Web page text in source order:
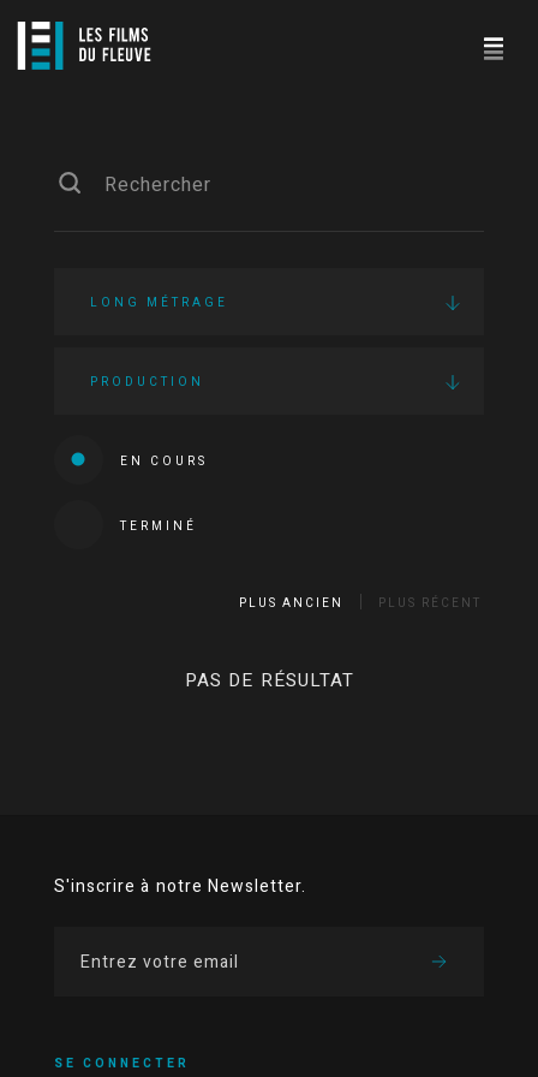
LONG MÉTRAGE
PRODUCTION
EN COURS
TERMINÉ
PLUS ANCIEN PLUS RÉCENT
PAS DE RÉSULTAT
S'inscrire à notre Newsletter.
SE CONNECTER